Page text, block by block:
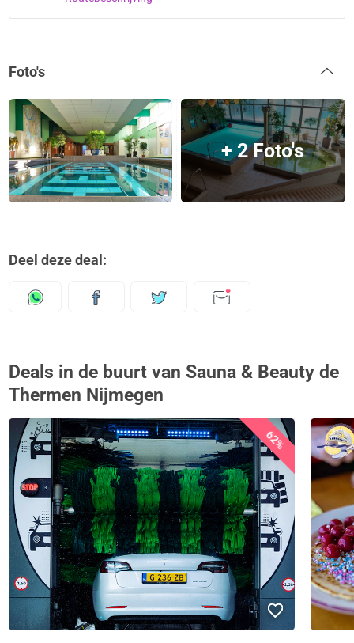
Foto's
+ 2 Foto's
Deel deze deal:
Deals in de buurt van Sauna & Beauty de
Thermen Nijmegen
62%